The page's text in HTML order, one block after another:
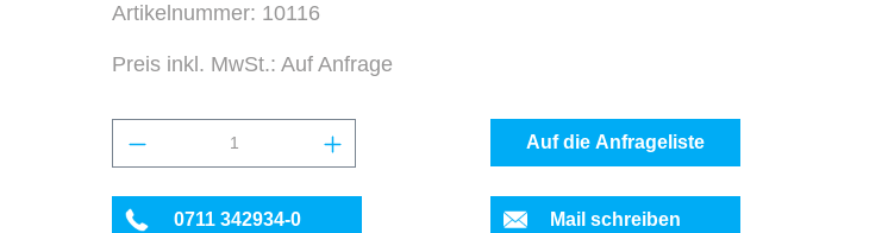
Artikelnummer: 10116
Preis inkl. MwSt.: Auf Anfrage
Produkt Anzahl: Gib den gewünschten Wert ein oder
Auf die Anfrageliste
0711 342934-0 Mail schreiben